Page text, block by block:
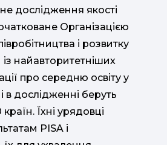
дослідження якості
Організацією
і розвитку
найавторитетніших
про середню освіту у
в дослідженні беруть
Їхні урядовці
PISA і